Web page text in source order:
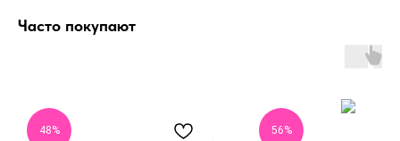
Часто покупают
48% 56%